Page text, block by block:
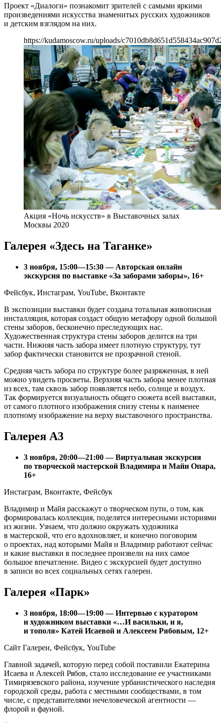
Проект «Диалоги» познакомит зрителей с самыми яркими
произведениями искусства знаменитых русских художников
и детским взглядом на них.
https://kudamoscow.ru/uploads/
Акция «Ночь искусств» в Выставочных залах
Москвы 2020
Галерея «Здесь на Таганке»
3 ноября, 15:00—15:30 — Авторская онлайн
экскурсия по выставке «За заборами заборы», 16+
Фейсбук, Инстаграм, YouTube, Вконтакте
В экспозиции выставки будет создана тотальная живописная
инсталляция, которая создаст общую метафору одной большой
стены заборов, бесконечно преследующих нас.
Художественная структура стены заборов делится на три
части. Нижняя часть забора имеет плотную структуру, тут
забор фактически становится не прозрачной стеной.
Средняя часть забора по структуре более разряженная, в ней
можно увидеть просветы. Верхняя часть забора менее плотная
из всех, там сквозь забор появляется небо, солнце и воздух.
Так формируется визуальность общего сюжета всей выставки,
от самого плотного изображения снизу стены к наименее
плотному изображение на верху выставочного пространства.
Галерея А3
3 ноября, 20:00—21:00 — Виртуальная экскурсия
по творческой мастерской Владимира и Майи Опара,
16+
Инстаграм, Вконтакте, Фейсбук
Владимир и Майя расскажут о творческом пути, о том, как
формировалась коллекция, поделятся интересными историями
из жизни. Узнаем, что должно окружать художника
в мастерской, что его вдохновляет, и конечно поговорим
о проектах, над которыми Майя и Владимир работают сейчас
и какие выставки в последнее произвели на них самое
большое впечатление. Видео с экскурсией будет доступно
в записи во всех социальных сетях галереи.
Галерея «Парк»
3 ноября, 18:00—19:00 — Интервью с куратором
и художником выставки «…И васильки, и я,
и тополя» Катей Исаевой и Алексеем Рябовым, 12+
Сайт Галереи, Фейсбук, YouTube
Главной задачей, которую перед собой поставили Екатерина
Исаева и Алексей Рябов, стало исследование ее участниками
Тимирязевского района, изучение урбанистического наследия
городской среды, работа с местными сообществами, в том
числе, с представителями нечеловеческой агентности —
флорой и фауной.